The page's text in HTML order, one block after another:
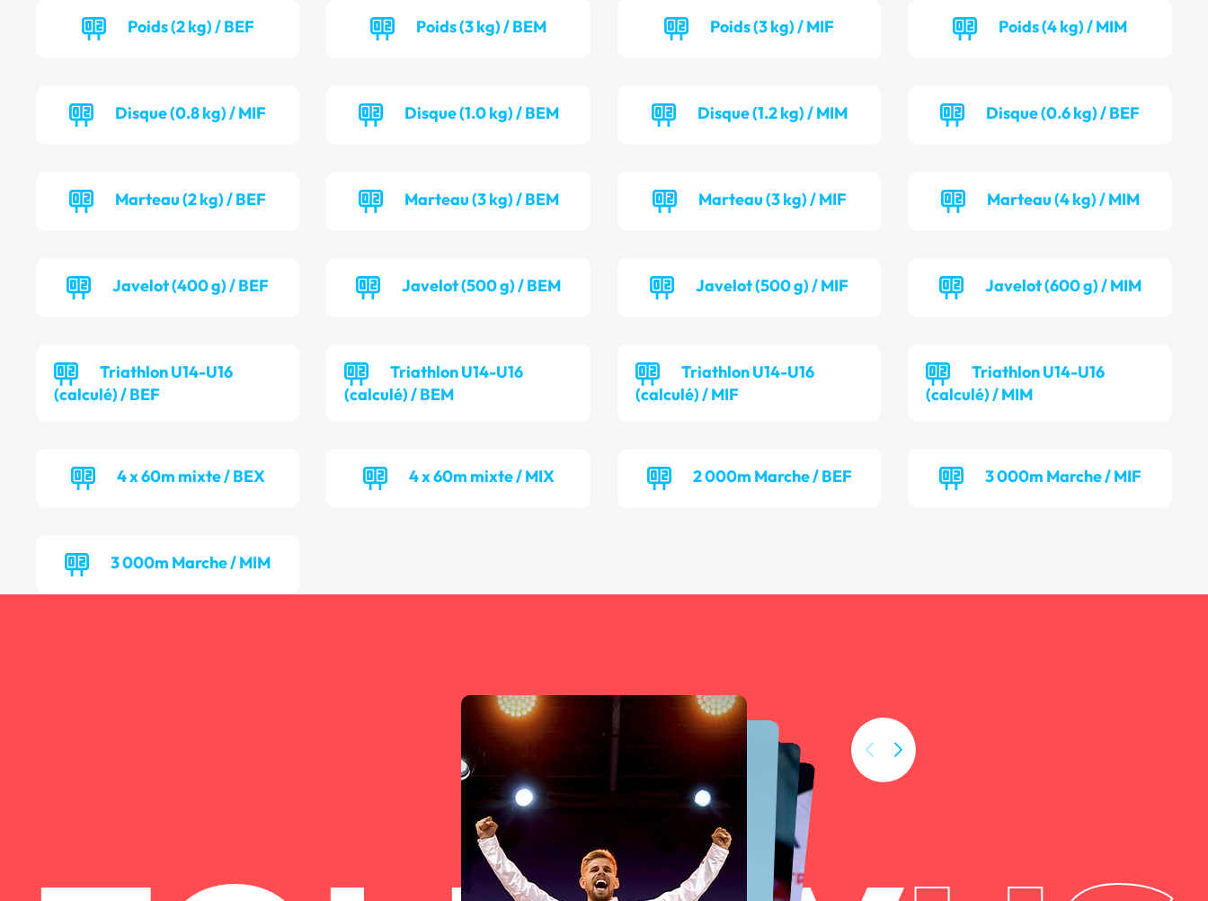
Poids (2 kg) / BEF Poids (3 kg) / BEM Poids (3 kg) / MIF Poids (4 kg) / MIM
Disque (0.8 kg) / MIF Disque (1.0 kg) / BEM Disque (1.2 kg) / MIM Disque (0.6 kg) / BEF
Marteau (2 kg) / BEF Marteau (3 kg) / BEM Marteau (3 kg) / MIF Marteau (4 kg) / MIM
Javelot (400 g) / BEF Javelot (500 g) / BEM Javelot (500 g) / MIF Javelot (600 g) / MIM
Triathlon U14-U16
(calculé) / BEF
Triathlon U14-U16
(calculé) / BEM
Triathlon U14-U16
(calculé) / MIF
Triathlon U14-U16
(calculé) / MIM
4 x 60m mixte / BEX 4 x 60m mixte / MIX 2 000m Marche / BEF 3 000m Marche / MIF
3 000m Marche / MIM